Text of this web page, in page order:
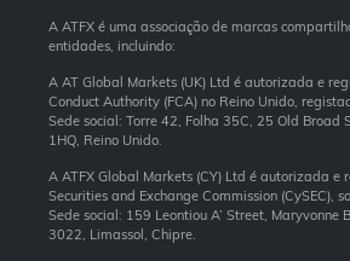
A ATFX é uma associação de marcas
entidades, incluindo:
A AT Global Markets (UK) Ltd é autorizada e
Conduct Authority (FCA) no Reino Unido,
Sede social: Torre 42, Folha 35C, 25 Old Broad
1HQ, Reino Unido.
A ATFX Global Markets (CY) Ltd é autorizada e
Securities and Exchange Commission (CySEC),
Sede social: 159 Leontiou A’ Street, Maryvonne
3022, Limassol, Chipre.